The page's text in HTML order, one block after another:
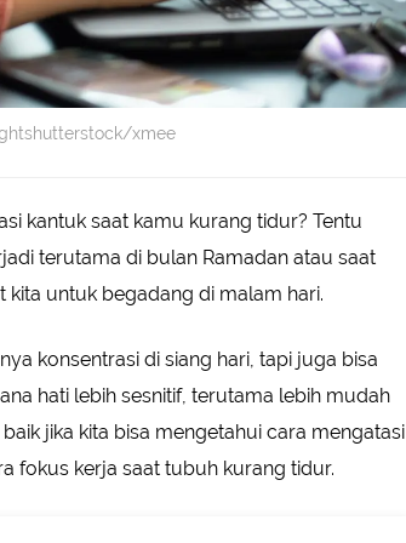
xmee
kantuk saat kamu kurang tidur? Tentu
terutama di bulan Ramadan atau saat
untuk begadang di malam hari.
konsentrasi di siang hari, tapi juga bisa
hati lebih sesnitif, terutama lebih mudah
jika kita bisa mengetahui cara mengatasi
fokus kerja saat tubuh kurang tidur.